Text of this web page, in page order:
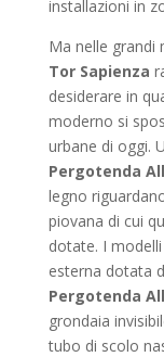
installazioni in
Ma nelle grandi
Tor Sapienza
desiderare in
moderno si
urbane di oggi.
Pergotenda
legno
piovana di cui
dotate. I
esterna dotata
Pergotenda
grondaia
tubo di scolo